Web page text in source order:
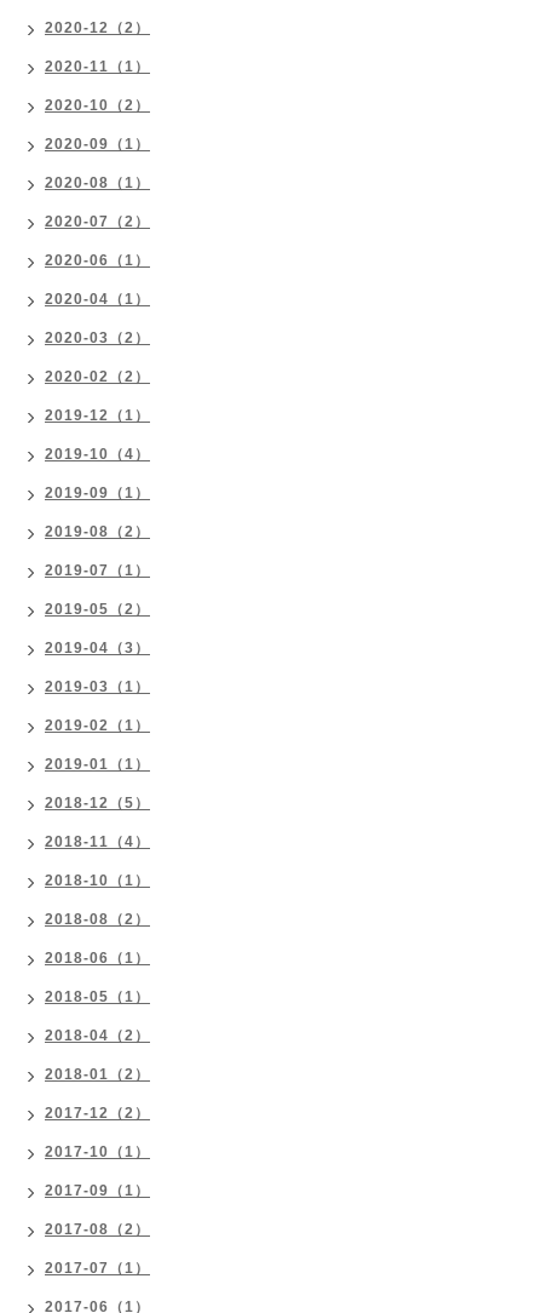
2020-12（2）
2020-11（1）
2020-10（2）
2020-09（1）
2020-08（1）
2020-07（2）
2020-06（1）
2020-04（1）
2020-03（2）
2020-02（2）
2019-12（1）
2019-10（4）
2019-09（1）
2019-08（2）
2019-07（1）
2019-05（2）
2019-04（3）
2019-03（1）
2019-02（1）
2019-01（1）
2018-12（5）
2018-11（4）
2018-10（1）
2018-08（2）
2018-06（1）
2018-05（1）
2018-04（2）
2018-01（2）
2017-12（2）
2017-10（1）
2017-09（1）
2017-08（2）
2017-07（1）
2017-06（1）